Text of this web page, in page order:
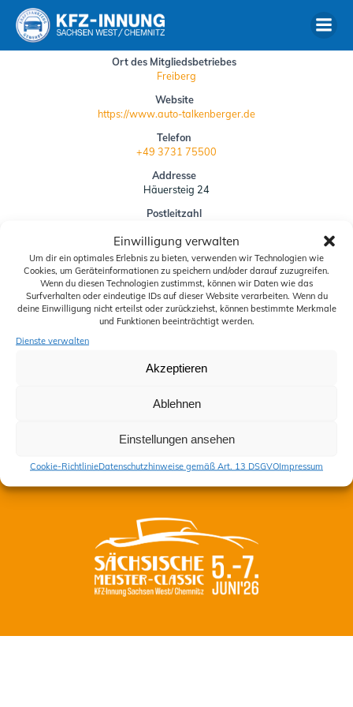
Einwilligung verwalten
Um dir ein optimales Erlebnis zu bieten, verwenden wir Technologien wie
Cookies, um Geräteinformationen zu speichern und/oder darauf zuzugreifen.
Wenn du diesen Technologien zustimmst, können wir Daten wie das
Surfverhalten oder eindeutige IDs auf dieser Website verarbeiten. Wenn du
deine Einwilligung nicht erteilst oder zurückziehst, können bestimmte Merkmale
und Funktionen beeinträchtigt werden.
Dienste verwalten
Akzeptieren
Ablehnen
Einstellungen ansehen
Cookie-RichtlinieDatenschutzhinweise gemäß Art. 13 DSGVOImpressum
Ort des Mitgliedsbetriebes
Freiberg
Website
https://www.auto-talkenberger.de
Telefon
+49 3731 75500
Addresse
Häuersteig 24
Postleitzahl
Siegelbestellung
Downloads
Schiedskommission
Aktuelles
Datenschutzhinweise gemäß Art. 13 DSGVO
Cookie-Richtlinie (EU)